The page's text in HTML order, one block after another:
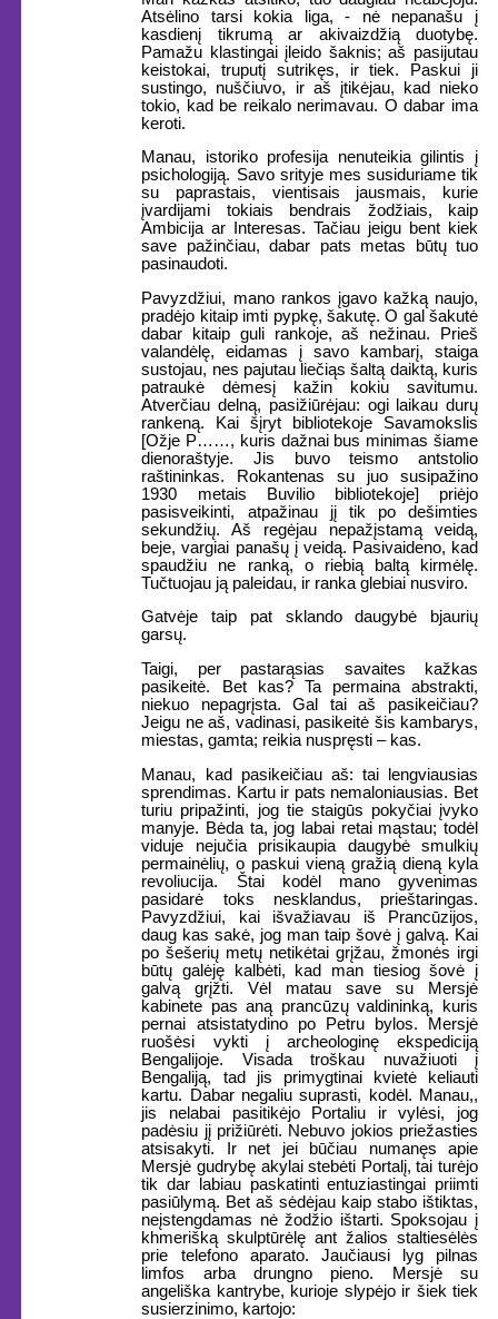
Atsėlino tarsi kokia liga, - nė nepanašu į
kasdienį tikrumą ar akivaizdžią duotybę.
Pamažu klastingai įleido šaknis; aš pasijutau
keistokai, truputį sutrikęs, ir tiek. Paskui ji
sustingo, nuščiuvo, ir aš įtikėjau, kad nieko
tokio, kad be reikalo nerimavau. O dabar ima
keroti.
Manau, istoriko profesija nenuteikia gilintis į
psichologiją. Savo srityje mes susiduriame tik
su paprastais, vientisais jausmais, kurie
įvardijami tokiais bendrais žodžiais, kaip
Ambicija ar Interesas. Tačiau jeigu bent kiek
save pažinčiau, dabar pats metas būtų tuo
pasinaudoti.
Pavyzdžiui, mano rankos įgavo kažką naujo,
pradėjo kitaip imti pypkę, šakutę. O gal šakutė
dabar kitaip guli rankoje, aš nežinau. Prieš
valandėlę, eidamas į savo kambarį, staiga
sustojau, nes pajutau liečiąs šaltą daiktą, kuris
patraukė dėmesį kažin kokiu savitumu.
Atverčiau delną, pasižiūrėjau: ogi laikau durų
rankeną. Kai šįryt bibliotekoje Savamokslis
[Ožje P……, kuris dažnai bus minimas šiame
dienoraštyje. Jis buvo teismo antstolio
raštininkas. Rokantenas su juo susipažino
1930 metais Buvilio bibliotekoje] priėjo
pasisveikinti, atpažinau jį tik po dešimties
sekundžių. Aš regėjau nepažįstamą veidą,
beje, vargiai panašų į veidą. Pasivaideno, kad
spaudžiu ne ranką, o riebią baltą kirmėlę.
Tučtuojau ją paleidau, ir ranka glebiai nusviro.
Gatvėje taip pat sklando daugybė bjaurių
garsų.
Taigi, per pastarąsias savaites kažkas
pasikeitė. Bet kas? Ta permaina abstrakti,
niekuo nepagrįsta. Gal tai aš pasikeičiau?
Jeigu ne aš, vadinasi, pasikeitė šis kambarys,
miestas, gamta; reikia nuspręsti – kas.
Manau, kad pasikeičiau aš: tai lengviausias
sprendimas. Kartu ir pats nemaloniausias. Bet
turiu pripažinti, jog tie staigūs pokyčiai įvyko
manyje. Bėda ta, jog labai retai mąstau; todėl
viduje nejučia prisikaupia daugybė smulkių
permainėlių, o paskui vieną gražią dieną kyla
revoliucija. Štai kodėl mano gyvenimas
pasidarė toks nesklandus, prieštaringas.
Pavyzdžiui, kai išvažiavau iš Prancūzijos,
daug kas sakė, jog man taip šovė į galvą. Kai
po šešerių metų netikėtai grįžau, žmonės irgi
būtų galėję kalbėti, kad man tiesiog šovė į
galvą grįžti. Vėl matau save su Mersjė
kabinete pas aną prancūzų valdininką, kuris
pernai atsistatydino po Petru bylos. Mersjė
ruošėsi vykti į archeologinę ekspediciją
Bengalijoje. Visada troškau nuvažiuoti į
Bengaliją, tad jis primygtinai kvietė keliauti
kartu. Dabar negaliu suprasti, kodėl. Manau,,
jis nelabai pasitikėjo Portaliu ir vylėsi, jog
padėsiu jį prižiūrėti. Nebuvo jokios priežasties
atsisakyti. Ir net jei būčiau numanęs apie
Mersjė gudrybę akylai stebėti Portalį, tai turėjo
tik dar labiau paskatinti entuziastingai priimti
pasiūlymą. Bet aš sėdėjau kaip stabo ištiktas,
neįstengdamas nė žodžio ištarti. Spoksojau į
khmerišką skulptūrėlę ant žalios staltiesėlės
prie telefono aparato. Jaučiausi lyg pilnas
limfos arba drungno pieno. Mersjė su
angeliška kantrybe, kurioje slypėjo ir šiek tiek
susierzinimo, kartojo: